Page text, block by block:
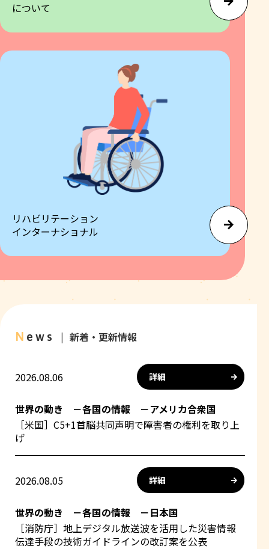
について
リハビリテーション
インターナショナル
News 新着・更新情報
2026.08.06
世界の動き －各国の情報 －アメリカ合衆国
［米国］C5+1首脳共同声明で障害者の権利を取り上
げ
詳細
2026.08.05
世界の動き －各国の情報 －日本国
［消防庁］地上デジタル放送波を活用した災害情報
伝達手段の技術ガイドラインの改訂案を公表
詳細